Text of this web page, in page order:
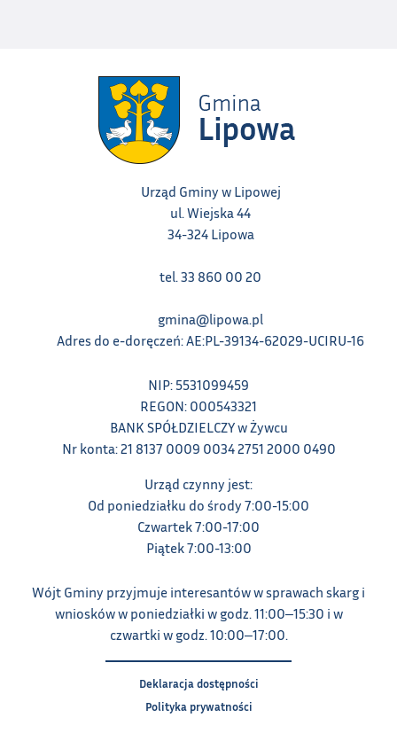
Urząd Gminy w Lipowej
ul. Wiejska 44
34-324 Lipowa
tel. 33 860 00 20
gmina@lipowa.pl
Adres do e-doręczeń: AE:PL-39134-62029-UCIRU-16
NIP: 5531099459
REGON: 000543321
BANK SPÓŁDZIELCZY w Żywcu
Nr konta: 21 8137 0009 0034 2751 2000 0490
Urząd czynny jest:
Od poniedziałku do środy 7:00-15:00
Czwartek 7:00-17:00
Piątek 7:00-13:00
Wójt Gminy przyjmuje interesantów w sprawach skarg i
wniosków w poniedziałki w godz. 11:00‒15:30 i w
czwartki w godz. 10:00‒17:00.
Deklaracja dostępności
Polityka prywatności